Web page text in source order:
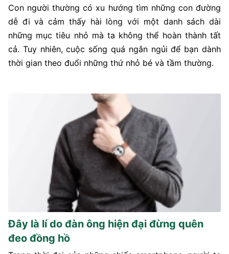
Con người thường có xu hướng tìm những con đường
dễ đi và cảm thấy hài lòng với một danh sách dài
những mục tiêu nhỏ mà ta không thể hoàn thành tất
cả. Tuy nhiên, cuộc sống quá ngắn ngủi để bạn dành
thời gian theo đuổi những thứ nhỏ bé và tầm thường.
Đây là lí do đàn ông hiện đại đừng quên
đeo đồng hồ